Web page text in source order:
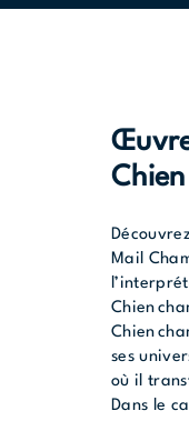
Mail
Chien
Chien
ses
où il
Dans le